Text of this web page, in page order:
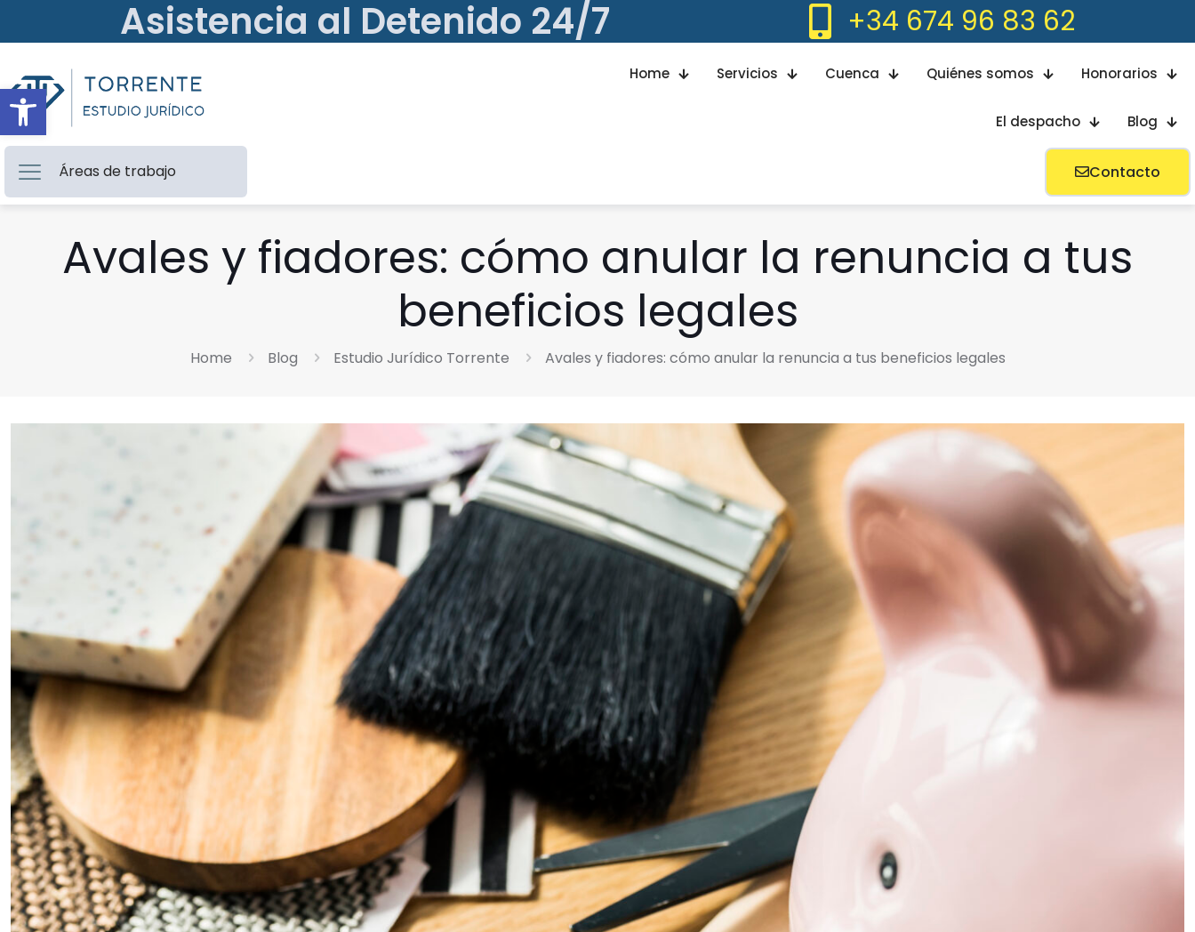
Abrir barra de herramientas
Asistencia al Detenido 24/7 +34 674 96 83 62
Home Servicios Cuenca Quiénes somos Honorarios
El despacho Blog
Áreas de trabajo Contacto
Avales y fiadores: cómo anular la renuncia a tus
beneficios legales
Home Blog Estudio Jurídico Torrente Avales y fiadores: cómo anular la renuncia a tus beneficios legales